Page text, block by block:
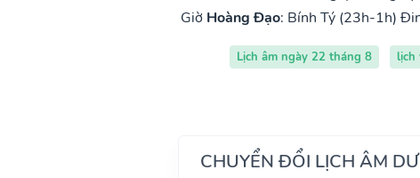
Giờ Hoàng Đạo: Bính Tý (23h-1h)
Lịch âm ngày 22 tháng 8 lịch
CHUYỂN ĐỔI LỊCH ÂM